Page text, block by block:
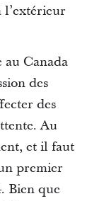
l’extérieur
Canada
des
des
Au
et il faut
premier
Bien que